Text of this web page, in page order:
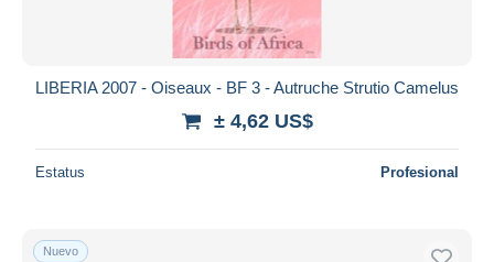
LIBERIA 2007 - Oiseaux - BF 3 - Autruche Strutio Camelus
± 4,62 US$
Estatus Profesional
Nuevo